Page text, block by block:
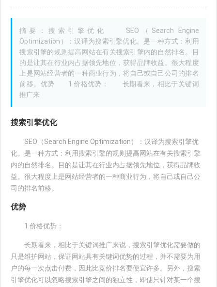
摘要：搜索引擎优化 SEO（Search Engine
Optimization）：汉译为搜索引擎优化。是一种方式：利用
搜索引擎的规则提高网站在有关搜索引擎内的自然排名。目
的是让其在行业内占据领先地位，获得品牌收益。很大程度
上是网站经营者的一种商业行为，将自己或自己公司的排名
前移。优势 1.价格优势： 长期看来，相比于关键词
推广来
搜索引擎优化
SEO（Search Engine Optimization）：汉译为搜索引擎优
化。是一种方式：利用搜索引擎的规则提高网站在有关搜索引擎
内的自然排名。目的是让其在行业内占据领先地位，获得品牌收
益。很大程度上是网站经营者的一种商业行为，将自己或自己公
司的排名前移。
优势
1.价格优势：
长期看来，相比于关键词推广来说，搜索引擎优化需要做的
只是维护网站，保证网站具有关键词优势的过程，并不需要为用
户的每一次点击付费，因此比竞价排名要便宜许多。另外，搜索
引擎优化可以忽略搜索引擎之间的独立性，即使只针对某一个搜